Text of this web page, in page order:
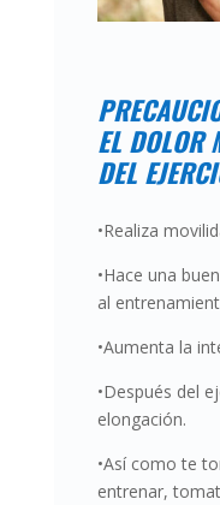
EL DOLOR
DEL
•Realiza
•Hace una
al
•Aumenta la
•Después del
elongación.
•Así como te
entrenar,